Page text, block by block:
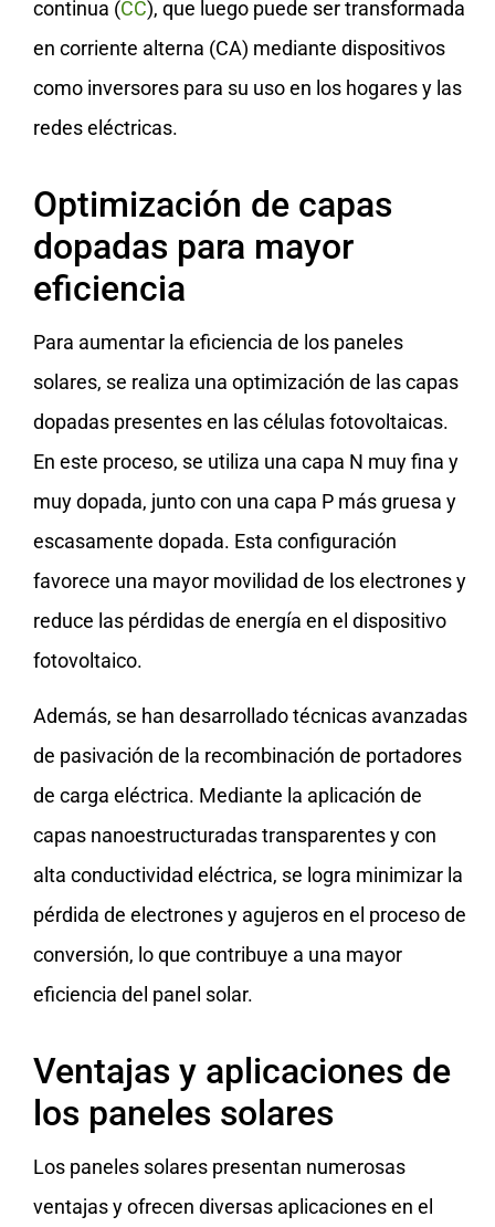
continua (CC), que luego puede ser transformada
en corriente alterna (CA) mediante dispositivos
como inversores para su uso en los hogares y las
redes eléctricas.
Optimización de capas
dopadas para mayor
eficiencia
Para aumentar la eficiencia de los paneles
solares, se realiza una optimización de las capas
dopadas presentes en las células fotovoltaicas.
En este proceso, se utiliza una capa N muy fina y
muy dopada, junto con una capa P más gruesa y
escasamente dopada. Esta configuración
favorece una mayor movilidad de los electrones y
reduce las pérdidas de energía en el dispositivo
fotovoltaico.
Además, se han desarrollado técnicas avanzadas
de pasivación de la recombinación de portadores
de carga eléctrica. Mediante la aplicación de
capas nanoestructuradas transparentes y con
alta conductividad eléctrica, se logra minimizar la
pérdida de electrones y agujeros en el proceso de
conversión, lo que contribuye a una mayor
eficiencia del panel solar.
Ventajas y aplicaciones de
los paneles solares
Los paneles solares presentan numerosas
ventajas y ofrecen diversas aplicaciones en el